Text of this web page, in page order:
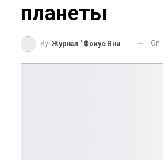
планеты
By Журнал "Фокус Внимания" On